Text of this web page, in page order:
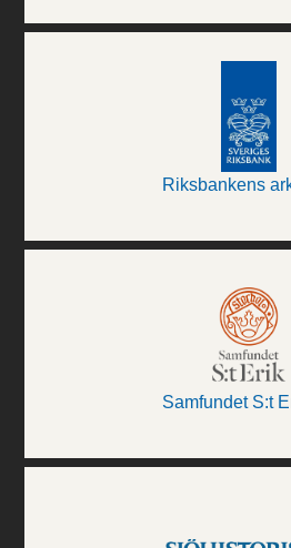
Riksbankens
Samfundet S:t